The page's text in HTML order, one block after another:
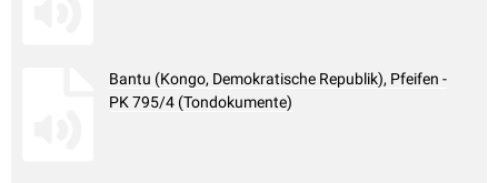
Bantu (Kongo, Demokratische Republik), Pfeifen -
PK 795/4 (Tondokumente)